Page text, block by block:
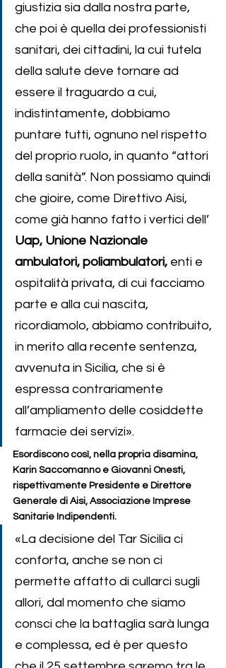
giustizia sia dalla nostra parte,
che poi è quella dei professionisti
sanitari, dei cittadini, la cui tutela
della salute deve tornare ad
essere il traguardo a cui,
indistintamente, dobbiamo
puntare tutti, ognuno nel rispetto
del proprio ruolo, in quanto “attori
della sanità”. Non possiamo quindi
che gioire, come Direttivo Aisi,
come già hanno fatto i vertici dell’
Uap, Unione Nazionale
ambulatori, poliambulatori, enti e
ospitalità privata, di cui facciamo
parte e alla cui nascita,
ricordiamolo, abbiamo contribuito,
in merito alla recente sentenza,
avvenuta in Sicilia, che si è
espressa contrariamente
all’ampliamento delle cosiddette
farmacie dei servizi».
Esordiscono così, nella propria disamina,
Karin Saccomanno e Giovanni Onesti,
rispettivamente Presidente e Direttore
Generale di Aisi, Associazione Imprese
Sanitarie Indipendenti.
«La decisione del Tar Sicilia ci
conforta, anche se non ci
permette affatto di cullarci sugli
allori, dal momento che siamo
consci che la battaglia sarà lunga
e complessa, ed è per questo